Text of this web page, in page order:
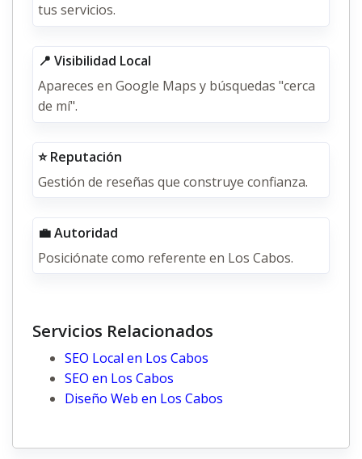
tus servicios.
📍 Visibilidad Local
Apareces en Google Maps y búsquedas "cerca
de mí".
⭐ Reputación
Gestión de reseñas que construye confianza.
💼 Autoridad
Posiciónate como referente en Los Cabos.
Servicios Relacionados
SEO Local en Los Cabos
SEO en Los Cabos
Diseño Web en Los Cabos